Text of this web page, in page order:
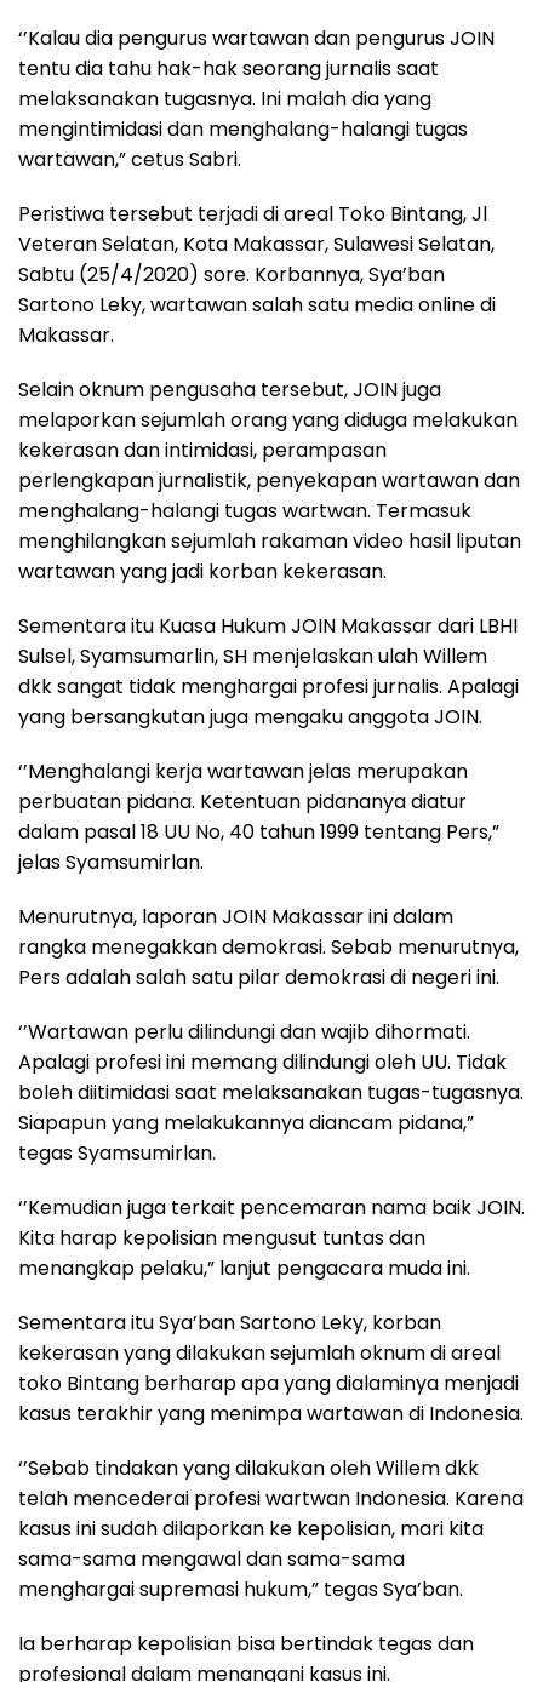
‘’Kalau dia pengurus wartawan dan pengurus JOIN
tentu dia tahu hak-hak seorang jurnalis saat
melaksanakan tugasnya. Ini malah dia yang
mengintimidasi dan menghalang-halangi tugas
wartawan,” cetus Sabri.
Peristiwa tersebut terjadi di areal Toko Bintang, Jl
Veteran Selatan, Kota Makassar, Sulawesi Selatan,
Sabtu (25/4/2020) sore. Korbannya, Sya’ban
Sartono Leky, wartawan salah satu media online di
Makassar.
Selain oknum pengusaha tersebut, JOIN juga
melaporkan sejumlah orang yang diduga melakukan
kekerasan dan intimidasi, perampasan
perlengkapan jurnalistik, penyekapan wartawan dan
menghalang-halangi tugas wartwan. Termasuk
menghilangkan sejumlah rakaman video hasil liputan
wartawan yang jadi korban kekerasan.
Sementara itu Kuasa Hukum JOIN Makassar dari LBHI
Sulsel, Syamsumarlin, SH menjelaskan ulah Willem
dkk sangat tidak menghargai profesi jurnalis. Apalagi
yang bersangkutan juga mengaku anggota JOIN.
‘’Menghalangi kerja wartawan jelas merupakan
perbuatan pidana. Ketentuan pidananya diatur
dalam pasal 18 UU No, 40 tahun 1999 tentang Pers,”
jelas Syamsumirlan.
Menurutnya, laporan JOIN Makassar ini dalam
rangka menegakkan demokrasi. Sebab menurutnya,
Pers adalah salah satu pilar demokrasi di negeri ini.
‘’Wartawan perlu dilindungi dan wajib dihormati.
Apalagi profesi ini memang dilindungi oleh UU. Tidak
boleh diitimidasi saat melaksanakan tugas-tugasnya.
Siapapun yang melakukannya diancam pidana,”
tegas Syamsumirlan.
‘’Kemudian juga terkait pencemaran nama baik JOIN.
Kita harap kepolisian mengusut tuntas dan
menangkap pelaku,” lanjut pengacara muda ini.
Sementara itu Sya’ban Sartono Leky, korban
kekerasan yang dilakukan sejumlah oknum di areal
toko Bintang berharap apa yang dialaminya menjadi
kasus terakhir yang menimpa wartawan di Indonesia.
‘’Sebab tindakan yang dilakukan oleh Willem dkk
telah mencederai profesi wartwan Indonesia. Karena
kasus ini sudah dilaporkan ke kepolisian, mari kita
sama-sama mengawal dan sama-sama
menghargai supremasi hukum,” tegas Sya’ban.
Ia berharap kepolisian bisa bertindak tegas dan
profesional dalam menangani kasus ini.